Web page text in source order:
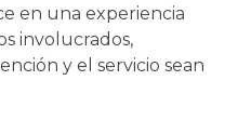
en una experiencia
involucrados,
y el servicio sean